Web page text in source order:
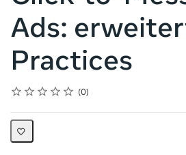
Ads:
Practices
Rating
1 star
2 stars
3 stars
4 stars
5 stars
Average rating: 0 0
No reviews